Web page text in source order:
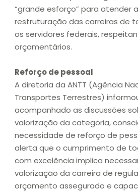
“grande esforço” para atender
restruturação das carreiras de
os servidores federais,
orçamentários.
Reforço de pessoal
A diretoria da ANTT (Agência
Transportes Terrestres)
acompanhado as discussões
valorização da categoria,
necessidade de reforço de
alerta que o cumprimento de
com excelência implica
valorização da carreira de
orçamento assegurado e